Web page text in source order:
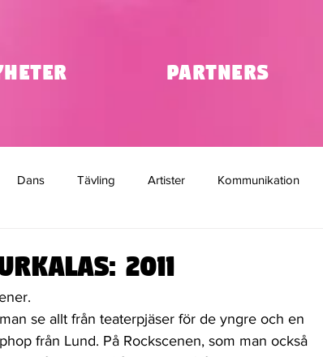
Partners
Dans Tävling Artister Kommunikation
2011
se allt från teaterpjäser för de yngre och en
från Lund. På Rockscenen, som man också